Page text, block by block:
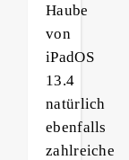
Haube
von
iPadOS
13.4
natürlich
ebenfalls
zahlreiche